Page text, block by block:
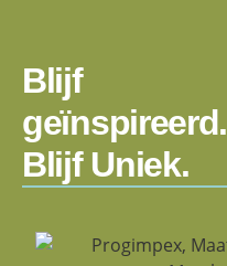
Blijf
geïnspireerd.
Blijf Uniek.